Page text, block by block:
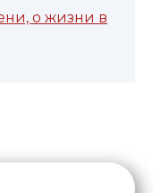
о жизни в